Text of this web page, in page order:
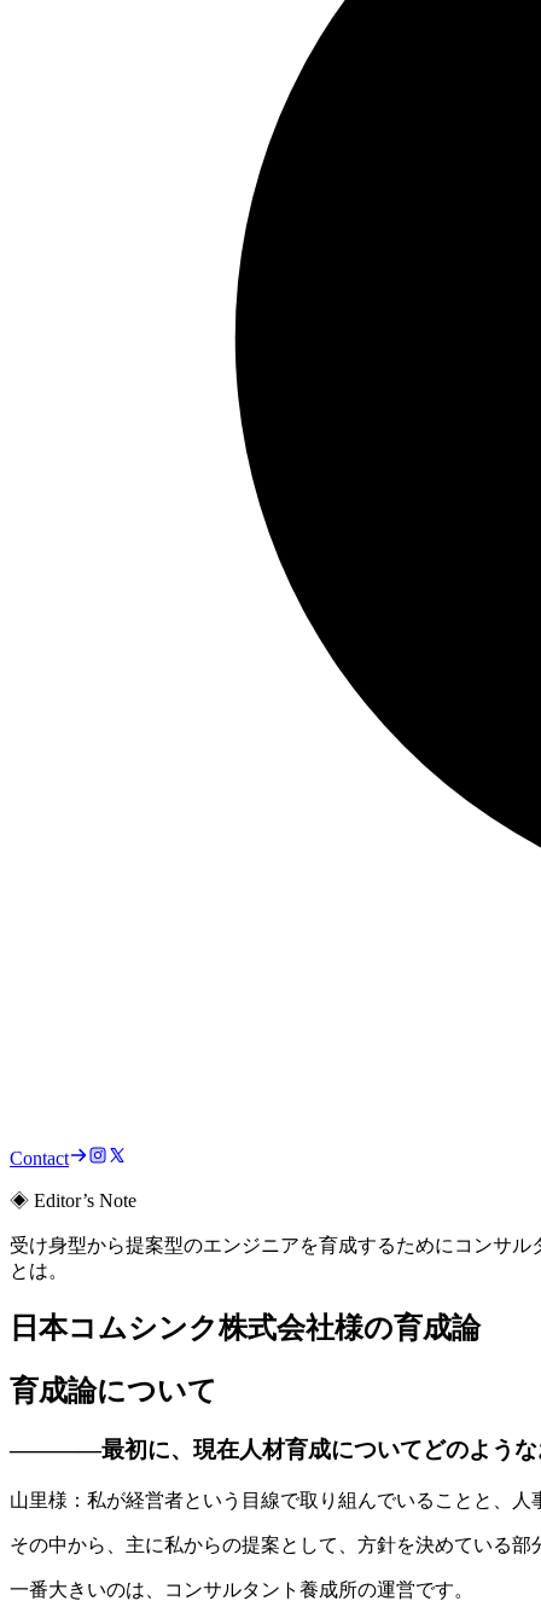
Contact
◈ Editor’s Note
受け身型から提案型のエンジニアを育成するためにコンサ
とは。
日本コムシンク株式会社様の育成論
育成論について
————最初に、現在人材育成についてどのよう
山里様：私が経営者という目線で取り組んでいることと、
その中から、主に私からの提案として、方針を決めている
一番大きいのは、コンサルタント養成所の運営です。